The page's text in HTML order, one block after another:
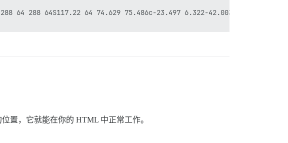
64 288 64S117.22 64 74.629 75.486c-23.497 6.322-42.003 24.947-
置，它就能在你的 HTML 中正常工作。